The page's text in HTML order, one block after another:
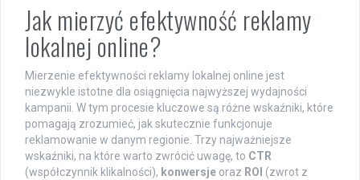
Jak mierzyć efektywność reklamy
lokalnej online?
Mierzenie efektywności reklamy lokalnej online jest
niezwykle istotne dla osiągnięcia najwyższej wydajności
kampanii. W tym procesie kluczowe są różne wskaźniki, które
pomagają zrozumieć, jak skutecznie funkcjonuje
reklamowanie w danym regionie. Trzy najważniejsze
wskaźniki, na które warto zwrócić uwagę, to CTR
(współczynnik klikalności), konwersje oraz ROI (zwrot z